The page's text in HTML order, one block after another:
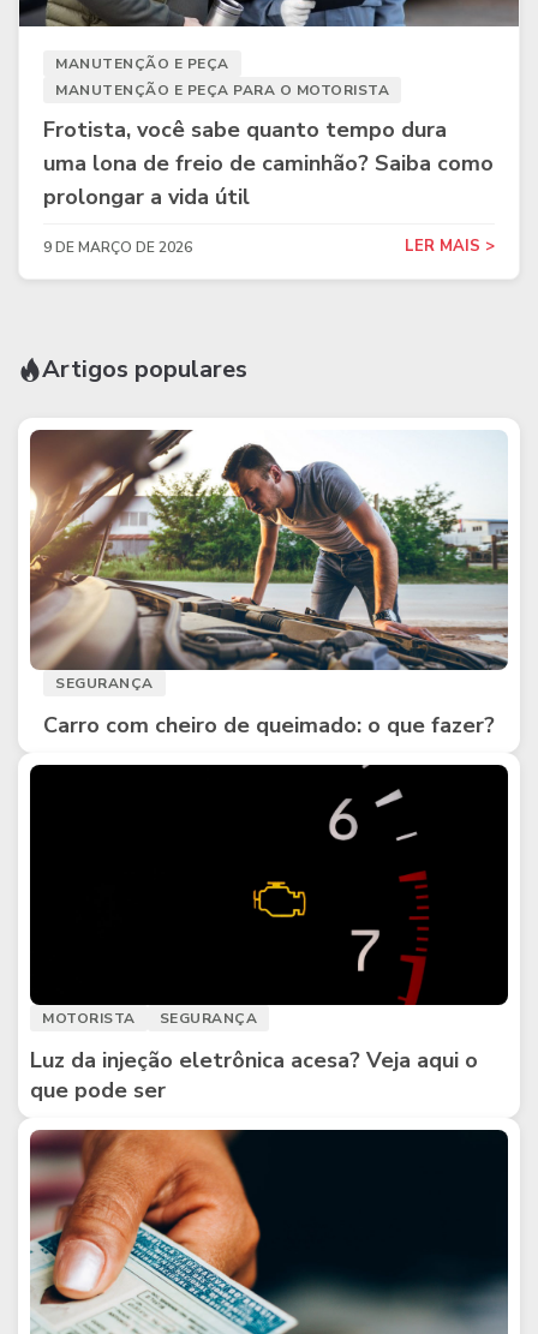
MANUTENÇÃO E PEÇA
MANUTENÇÃO E PEÇA PARA O MOTORISTA
Frotista, você sabe quanto tempo dura
uma lona de freio de caminhão? Saiba como
prolongar a vida útil
9 DE MARÇO DE 2026 LER MAIS >
Artigos populares
SEGURANÇA
Carro com cheiro de queimado: o que fazer?
MOTORISTA SEGURANÇA
Luz da injeção eletrônica acesa? Veja aqui o
que pode ser